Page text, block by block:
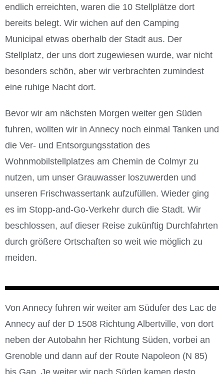
endlich erreichten, waren die 10 Stellplätze dort
bereits belegt. Wir wichen auf den Camping
Municipal etwas oberhalb der Stadt aus. Der
Stellplatz, der uns dort zugewiesen wurde, war nicht
besonders schön, aber wir verbrachten zumindest
eine ruhige Nacht dort.
Bevor wir am nächsten Morgen weiter gen Süden
fuhren, wollten wir in Annecy noch einmal Tanken und
die Ver- und Entsorgungsstation des
Wohnmobilstellplatzes am Chemin de Colmyr zu
nutzen, um unser Grauwasser loszuwerden und
unseren Frischwassertank aufzufüllen. Wieder ging
es im Stopp-and-Go-Verkehr durch die Stadt. Wir
beschlossen, auf dieser Reise zukünftig Durchfahrten
durch größere Ortschaften so weit wie möglich zu
meiden.
Von Annecy fuhren wir weiter am Südufer des Lac de
Annecy auf der D 1508 Richtung Albertville, von dort
neben der Autobahn her Richtung Süden, vorbei an
Grenoble und dann auf der Route Napoleon (N 85)
bis Gap. Je weiter wir nach Süden kamen desto